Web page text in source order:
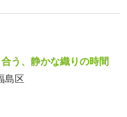
う、静かな織りの時間
島区